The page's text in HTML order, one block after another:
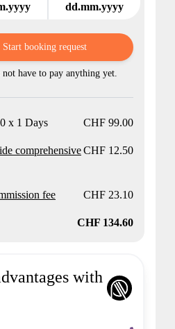
dd.mm.yyyy
Start booking request
not have to pay anything yet.
x 1 Days CHF 99.00
comprehensiveCHF 12.50
fee CHF 23.10
CHF 134.60
with